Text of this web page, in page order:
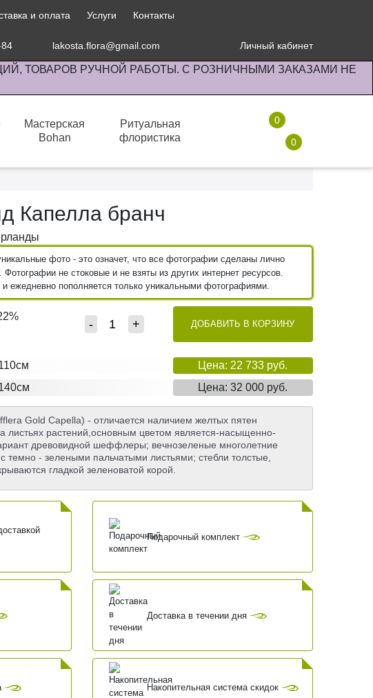
и оплата Услуги Контакты
lakosta.flora@gmail.com Личный кабинет
ТОВАРОВ РУЧНОЙ РАБОТЫ. С РОЗНИЧНЫМИ ЗАКАЗАМИ НЕ
Мастерская
Bohan
Ритуальная
флористика
0
0
Капелла бранч
фото - это означет, что все фотографии сделаны лично
не стоковые и не взяты из других интернет ресурсов.
и ежедневно пополняется только уникальными фотографиями.
- + ДОБАВИТЬ В КОРЗИНУ
Цена: 22 733 руб.
Цена: 32 000 руб.
Gold Capella) - отличается наличием желтых пятен
растений,основным цветом является-насыщенно-
древовидной шеффлеры; вечнозеленые многолетние
темно - зелеными пальчатыми листьями; стебли толстые,
гладкой зеленоватой корой.
Подарочный комплект
Доставка в течении дня
Накопительная система скидок